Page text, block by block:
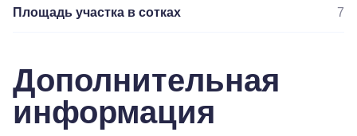
Площадь участка в сотках 7
Дополнительная
информация